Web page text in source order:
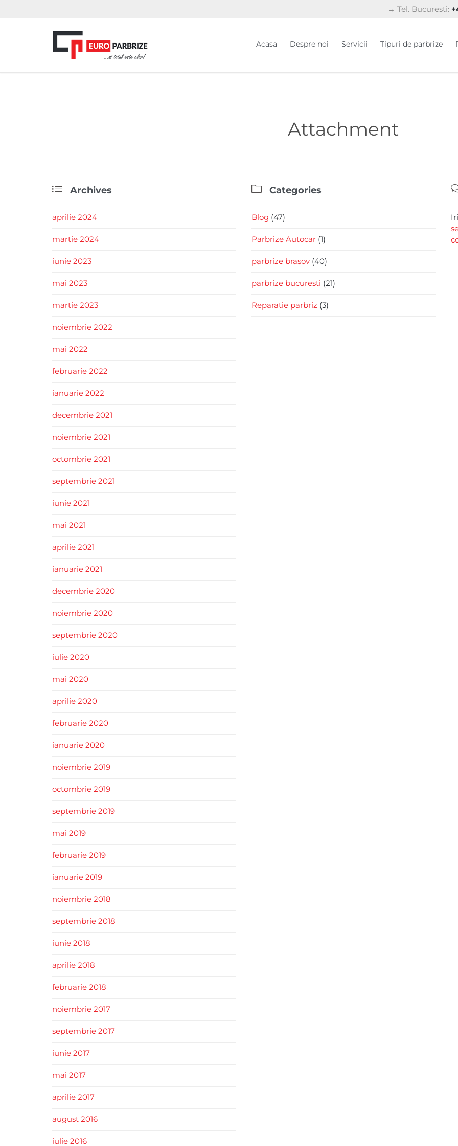
→ Tel. Bucuresti:
Acasa Despre noi Servicii Tipuri de parbrize
Attachment
 Archives
aprilie 2024
martie 2024
iunie 2023
mai 2023
martie 2023
noiembrie 2022
mai 2022
februarie 2022
ianuarie 2022
decembrie 2021
noiembrie 2021
octombrie 2021
septembrie 2021
iunie 2021
mai 2021
aprilie 2021
ianuarie 2021
decembrie 2020
noiembrie 2020
septembrie 2020
iulie 2020
mai 2020
aprilie 2020
februarie 2020
ianuarie 2020
noiembrie 2019
octombrie 2019
septembrie 2019
mai 2019
februarie 2019
ianuarie 2019
noiembrie 2018
septembrie 2018
iunie 2018
aprilie 2018
februarie 2018
noiembrie 2017
septembrie 2017
iunie 2017
mai 2017
aprilie 2017
august 2016
iulie 2016
 Categories
Blog (47)
Parbrize Autocar (1)
parbrize brasov (40)
parbrize bucuresti (21)
Reparatie parbriz (3)